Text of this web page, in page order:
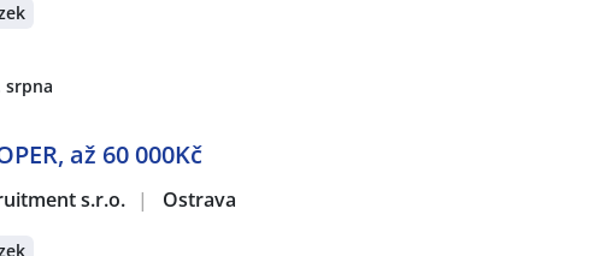
srpna
až 60 000Kč
s.r.o. | Ostrava